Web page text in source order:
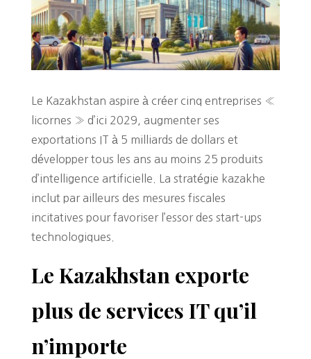
Le Kazakhstan aspire à créer cinq entreprises «
licornes » d’ici 2029, augmenter ses
exportations IT à 5 milliards de dollars et
développer tous les ans au moins 25 produits
d’intelligence artificielle. La stratégie kazakhe
inclut par ailleurs des mesures fiscales
incitatives pour favoriser l’essor des start-ups
technologiques.
Le Kazakhstan exporte
plus de services IT qu’il
n’importe